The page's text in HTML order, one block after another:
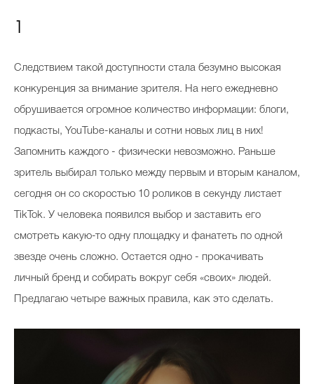
Cледствием такой доступности стала безумно высокая
конкуренция за внимание зрителя. На него ежедневно
обрушивается огромное количество информации: блоги,
подкасты, YouTube-каналы и сотни новых лиц в них!
Запомнить каждого - физически невозможно. Раньше
зритель выбирал только между первым и вторым каналом,
сегодня он со скоростью 10 роликов в секунду листает
TikTok. У человека появился выбор и заставить его
смотреть какую-то одну площадку и фанатеть по одной
звезде очень сложно. Остается одно - прокачивать
личный бренд и собирать вокруг себя «своих» людей.
Предлагаю четыре важных правила, как это сделать.